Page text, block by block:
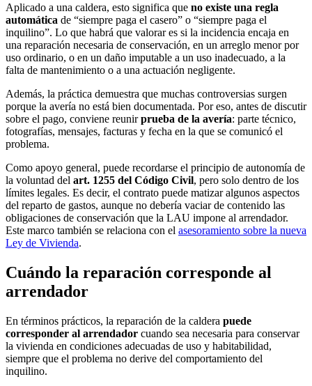
Aplicado a una caldera, esto significa que no existe una regla
automática de “siempre paga el casero” o “siempre paga el
inquilino”. Lo que habrá que valorar es si la incidencia encaja en
una reparación necesaria de conservación, en un arreglo menor por
uso ordinario, o en un daño imputable a un uso inadecuado, a la
falta de mantenimiento o a una actuación negligente.
Además, la práctica demuestra que muchas controversias surgen
porque la avería no está bien documentada. Por eso, antes de discutir
sobre el pago, conviene reunirprueba de la avería: parte técnico,
fotografías, mensajes, facturas y fecha en la que se comunicó el
problema.
Como apoyo general, puede recordarse el principio de autonomía de
la voluntad del art. 1255 del Código Civil, pero solo dentro de los
límites legales. Es decir, el contrato puede matizar algunos aspectos
del reparto de gastos, aunque no debería vaciar de contenido las
obligaciones de conservación que la LAU impone al arrendador.
Este marco también se relaciona con el asesoramiento sobre la nueva
Ley de Vivienda.
Cuándo la reparación corresponde al
arrendador
En términos prácticos, la reparación de la caldera puede
corresponder al arrendador cuando sea necesaria para conservar
la vivienda en condiciones adecuadas de uso y habitabilidad,
siempre que el problema no derive del comportamiento del
inquilino.